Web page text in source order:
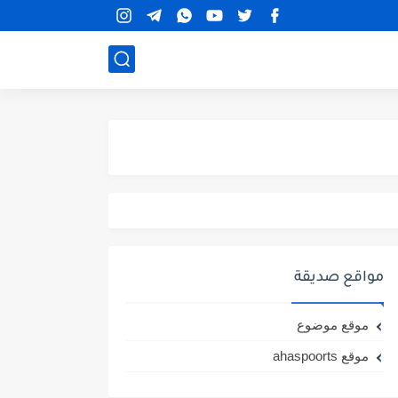
مواقع صديقة
موقع موضوع
موقع ahaspoorts